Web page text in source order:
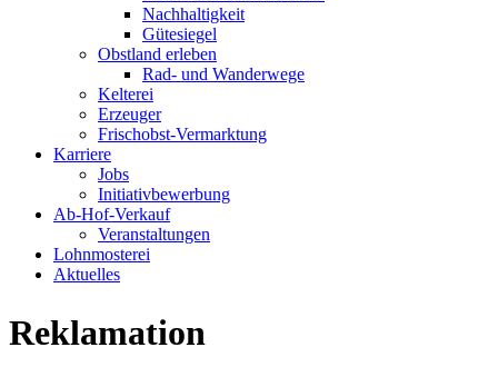
Nachhaltigkeit
Gütesiegel
Obstland erleben
Rad- und Wanderwege
Kelterei
Erzeuger
Frischobst-Vermarktung
Karriere
Jobs
Initiativbewerbung
Ab-Hof-Verkauf
Veranstaltungen
Lohnmosterei
Aktuelles
Reklamation